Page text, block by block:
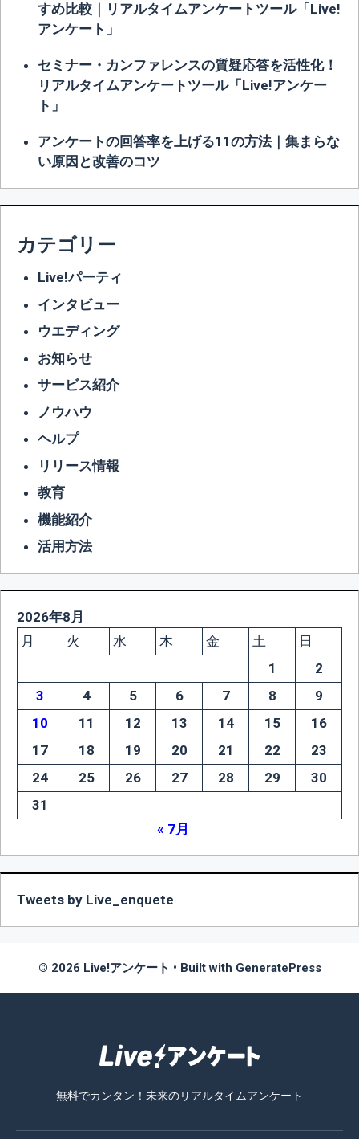
すめ比較｜リアルタイムアンケートツール「Live!
アンケート」
セミナー・カンファレンスの質疑応答を活性化！
リアルタイムアンケートツール「Live!アンケー
ト」
アンケートの回答率を上げる11の方法｜集まらな
い原因と改善のコツ
カテゴリー
Live!パーティ
インタビュー
ウエディング
お知らせ
サービス紹介
ノウハウ
ヘルプ
リリース情報
教育
機能紹介
活用方法
2026年8月
月
火 水 木 金 土
日
1
2
3
4 5 6 7 8
9
10
11 12 13 14 15
16
17
18 19 20 21 22
23
24
25 26 27 28 29
30
31
« 7月
Tweets by Live_enquete
© 2026 Live!アンケート • Built with GeneratePress
無料でカンタン！未来のリアルタイムアンケート